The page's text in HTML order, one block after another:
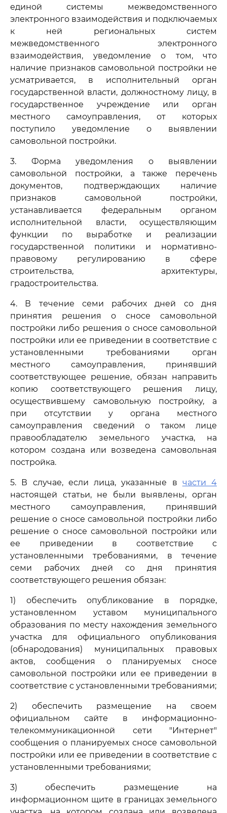
единой системы межведомственного
электронного взаимодействия и подключаемых
к ней региональных систем
межведомственного электронного
взаимодействия, уведомление о том, что
наличие признаков самовольной постройки не
усматривается, в исполнительный орган
государственной власти, должностному лицу, в
государственное учреждение или орган
местного самоуправления, от которых
поступило уведомление о выявлении
самовольной постройки.
3. Форма уведомления о выявлении
самовольной постройки, а также перечень
документов, подтверждающих наличие
признаков самовольной постройки,
устанавливается федеральным органом
исполнительной власти, осуществляющим
функции по выработке и реализации
государственной политики и нормативно-
правовому регулированию в сфере
строительства, архитектуры,
градостроительства.
4. В течение семи рабочих дней со дня
принятия решения о сносе самовольной
постройки либо решения о сносе самовольной
постройки или ее приведении в соответствие с
установленными требованиями орган
местного самоуправления, принявший
соответствующее решение, обязан направить
копию соответствующего решения лицу,
осуществившему самовольную постройку, а
при отсутствии у органа местного
самоуправления сведений о таком лице
правообладателю земельного участка, на
котором создана или возведена самовольная
постройка.
5. В случае, если лица, указанные в части 4
настоящей статьи, не были выявлены, орган
местного самоуправления, принявший
решение о сносе самовольной постройки либо
решение о сносе самовольной постройки или
ее приведении в соответствие с
установленными требованиями, в течение
семи рабочих дней со дня принятия
соответствующего решения обязан:
1) обеспечить опубликование в порядке,
установленном уставом муниципального
образования по месту нахождения земельного
участка для официального опубликования
(обнародования) муниципальных правовых
актов, сообщения о планируемых сносе
самовольной постройки или ее приведении в
соответствие с установленными требованиями;
2) обеспечить размещение на своем
официальном сайте в информационно-
телекоммуникационной сети "Интернет"
сообщения о планируемых сносе самовольной
постройки или ее приведении в соответствие с
установленными требованиями;
3) обеспечить размещение на
информационном щите в границах земельного